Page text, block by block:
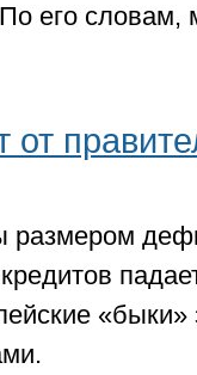
его словам,